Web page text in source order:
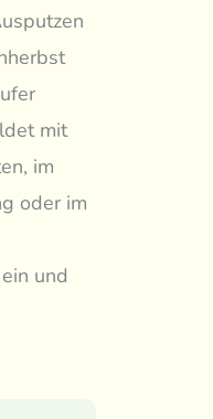
mit
im
oder im
und